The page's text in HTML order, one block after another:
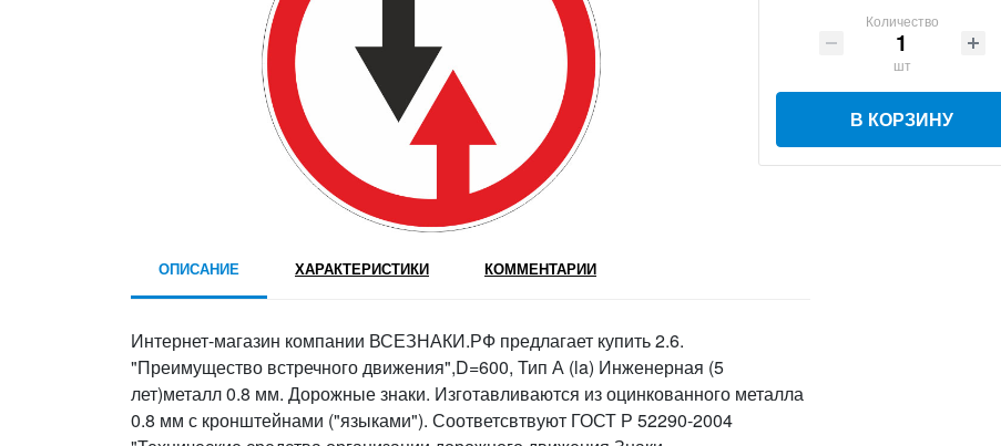
Количество
шт
В КОРЗИНУ
ОПИСАНИЕ ХАРАКТЕРИСТИКИ КОММЕНТАРИИ
Интернет-магазин компании ВСЕЗНАКИ.РФ предлагает купить 2.6.
"Преимущество встречного движения",D=600, Тип А (la) Инженерная (5
лет)металл 0.8 мм. Дорожные знаки. Изготавливаются из оцинкованного металла
0.8 мм с кронштейнами ("языками"). Соответсвтвуют ГОСТ Р 52290-2004